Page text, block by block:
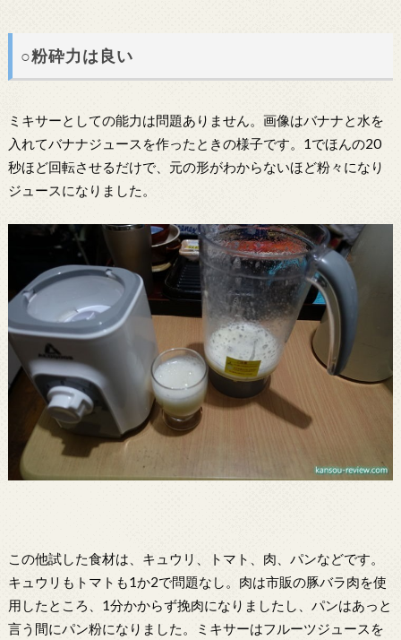
○粉砕力は良い
ミキサーとしての能力は問題ありません。画像はバナナと水を
入れてバナナジュースを作ったときの様子です。1でほんの20
秒ほど回転させるだけで、元の形がわからないほど粉々になり
ジュースになりました。
この他試した食材は、キュウリ、トマト、肉、パンなどです。
キュウリもトマトも1か2で問題なし。肉は市販の豚バラ肉を使
用したところ、1分かからず挽肉になりましたし、パンはあっと
言う間にパン粉になりました。ミキサーはフルーツジュースを